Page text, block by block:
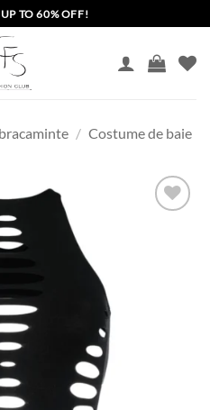
TO 60% OFF!
/ Costume de baie